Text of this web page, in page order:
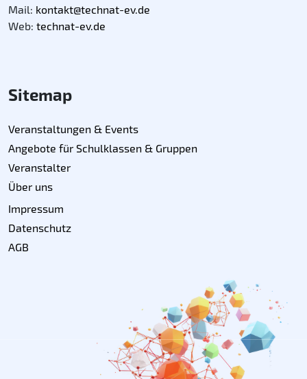
Mail: kontakt@technat-ev.de
Web: technat-ev.de
Sitemap
Veranstaltungen & Events
Angebote für Schulklassen & Gruppen
Veranstalter
Über uns
Impressum
Datenschutz
AGB